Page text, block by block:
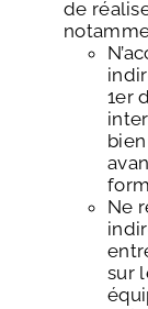
de
1er
Ne
sur